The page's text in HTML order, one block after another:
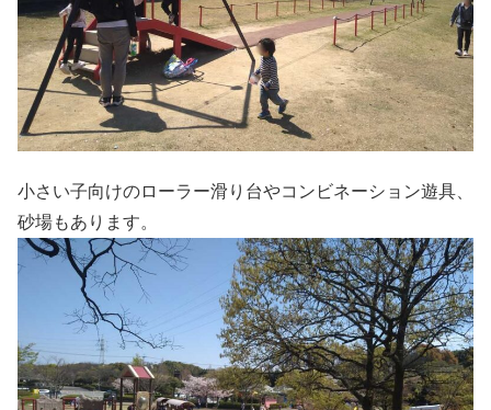
小さい子向けのローラー滑り台やコンビネーション遊具、
砂場もあります。